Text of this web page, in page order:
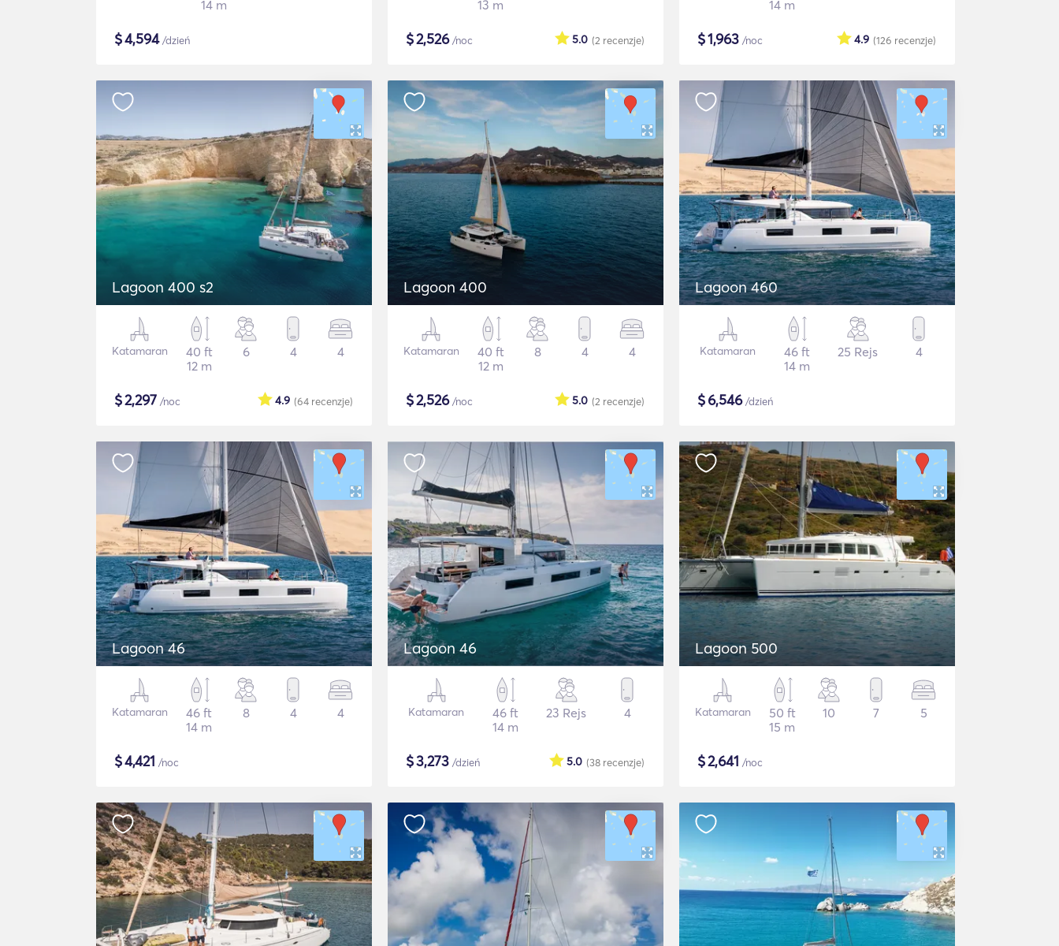
14 m
$4,594/dzień
13 m
$2,526/noc (2 recenzje)
5.0
14 m
$1,963 /noc (126 recenzje)
4.9
Lagoon 400 s2
Katamaran
40 ft
12 m
6 4 4
$2,297 /noc (64 recenzje)
4.9
Lagoon 400
Katamaran
40 ft
12 m
8 4 4
$2,526/noc (2 recenzje)
5.0
Lagoon 460
Katamaran
46 ft
14 m
25 Rejs 4
$6,546/dzień
Lagoon 46
Katamaran
46 ft
14 m
8 4 4
$4,421 /noc
Lagoon 46
Katamaran
46 ft
14 m
23 Rejs 4
$3,273 /dzień (38 recenzje)
5.0
Lagoon 500
Katamaran
50 ft
15 m
10 7 5
$2,641 /noc